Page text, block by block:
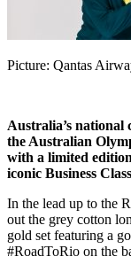
Picture: Qantas
Australia’s
the Australian
with a limited
iconic Business
In the lead up to the
out the grey cotton
gold set featuring a
#RoadToRio on the